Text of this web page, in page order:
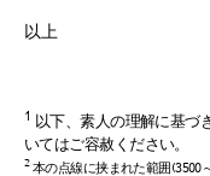
以上
1 以下、素人の理解に基づ
いてはご容赦ください。
2本の点線に挟まれた範囲(3500